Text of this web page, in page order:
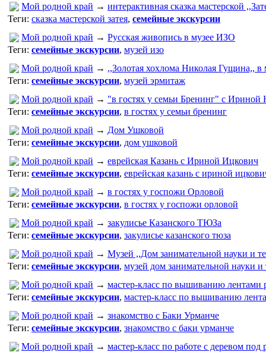
Мой родной край → интерактивная сказка мастерской
Теги: сказка мастерской затея, семейные экскурсии
Мой родной край → Русская живопись в музее ИЗО
Теги: семейные экскурсии, музей изо
Мой родной край → ,,Золотая хохлома Николая Гущина,,
Теги: семейные экскурсии, музей эрмитаж
Мой родной край → "в гостях у семьи Бренинг" с Ириной
Теги: семейные экскурсии, в гостях у семьи бренинг
Мой родной край → Дом Ушковой
Теги: семейные экскурсии, дом ушковой
Мой родной край → еврейская Казань с Ириной Ицкович
Теги: семейные экскурсии, еврейская казань с ириной
Мой родной край → в гостях у госпожи Орловой
Теги: семейные экскурсии, в гостях у госпожи орловой
Мой родной край → закулисье Казанского ТЮЗа
Теги: семейные экскурсии, закулисье казанского тюза
Мой родной край → Музей ,,Дом занимательной науки и
Теги: семейные экскурсии, музей дом занимательной науки и
Мой родной край → мастер-класс по вышиванию лентами
Теги: семейные экскурсии, мастер-класс по вышиванию
Мой родной край → знакомство с Баки Урманче
Теги: семейные экскурсии, знакомство с баки урманче
Мой родной край → мастер-класс по работе с деревом